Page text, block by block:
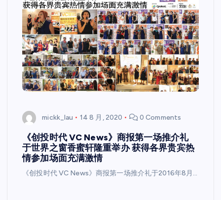
mickk_lau 14 8 月, 2020 0 Comments
《创投时代 VC News》商报第一场推介礼
于世界之窗香蜜轩隆重举办 获得各界贵宾热
情参加场面充满激情
《创投时代 VC News》商报第一场推介礼于2016年8月…